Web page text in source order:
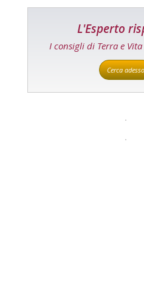
L'Esperto
I consigli di Terra e
Cerca adesso